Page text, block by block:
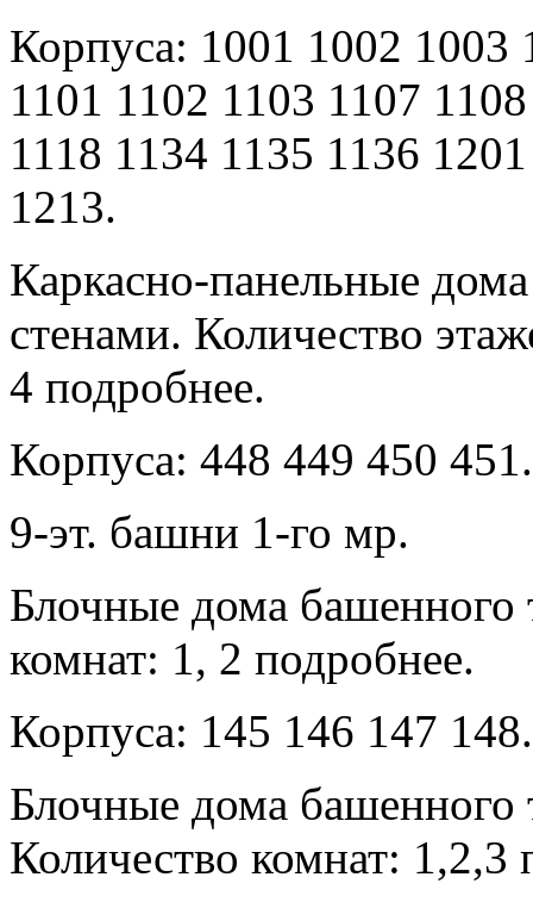
Корпуса: 1001 1002 1003
1101 1102 1103 1107
1118 1134 1135 1136
1213.
Каркасно-панельные
стенами. Количество
4 подробнее.
Корпуса: 448 449 450 451.
9-эт. башни 1-го мр.
Блочные дома башенного
комнат: 1, 2 подробнее.
Корпуса: 145 146 147 148.
Блочные дома башенного
Количество комнат: 1,2,3